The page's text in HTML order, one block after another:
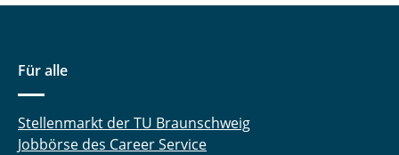
Für alle
Stellenmarkt der TU Braunschweig
Jobbörse des Career Service